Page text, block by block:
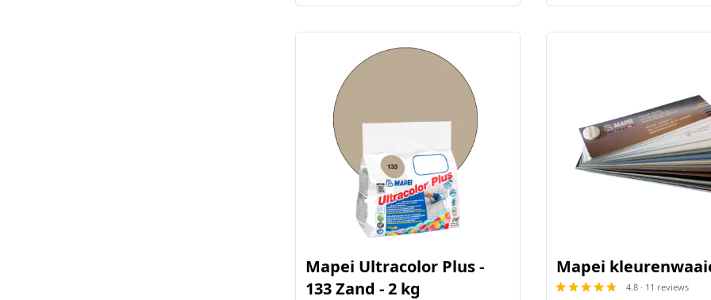
Mapei Ultracolor Plus -
133 Zand - 2 kg
Mapei
4.8 · 11 reviews